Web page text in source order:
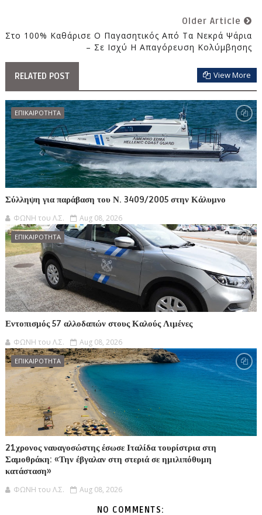
Older Article
Στο 100% Καθάρισε Ο Παγασητικός Από Τα Νεκρά Ψάρια
– Σε Ισχύ Η Απαγόρευση Κολύμβησης
RELATED POST View More
ΕΠΙΚΑΙΡΟΤΗΤΑ
Σύλληψη για παράβαση του Ν. 3409/2005 στην Κάλυμνο
ΦΩΝΗ του Λ.Σ. Aug 08, 2026
ΕΠΙΚΑΙΡΟΤΗΤΑ
Εντοπισμός 57 αλλοδαπών στους Καλούς Λιμένες
ΦΩΝΗ του Λ.Σ. Aug 08, 2026
ΕΠΙΚΑΙΡΟΤΗΤΑ
21χρονος ναυαγοσώστης έσωσε Ιταλίδα τουρίστρια στη
Σαμοθράκη: «Την έβγαλαν στη στεριά σε ημιλιπόθυμη
κατάσταση»
ΦΩΝΗ του Λ.Σ. Aug 08, 2026
NO COMMENTS: